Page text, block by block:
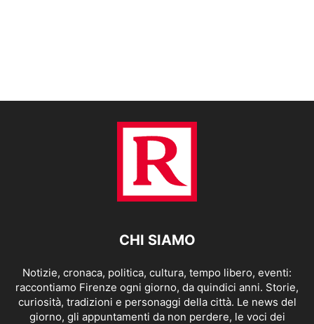
CHI SIAMO
Notizie, cronaca, politica, cultura, tempo libero, eventi:
raccontiamo Firenze ogni giorno, da quindici anni. Storie,
curiosità, tradizioni e personaggi della città. Le news del
giorno, gli appuntamenti da non perdere, le voci dei